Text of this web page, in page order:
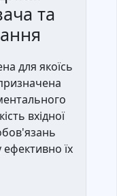
та
для якоїсь
вхідної
їх